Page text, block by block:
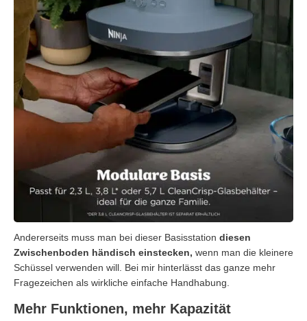
Andererseits muss man bei dieser Basisstation diesen
Zwischenboden händisch einstecken, wenn man die kleinere
Schüssel verwenden will. Bei mir hinterlässt das ganze mehr
Fragezeichen als wirkliche einfache Handhabung.
Mehr Funktionen, mehr Kapazität